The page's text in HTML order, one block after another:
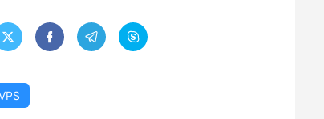
   